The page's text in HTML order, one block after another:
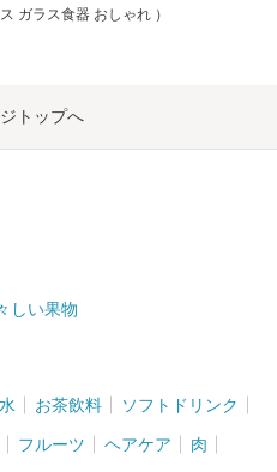
ガラス食器 おしゃれ ）
トップへ
しい果物
水 お茶飲料 ソフトドリンク
フルーツ ヘアケア 肉